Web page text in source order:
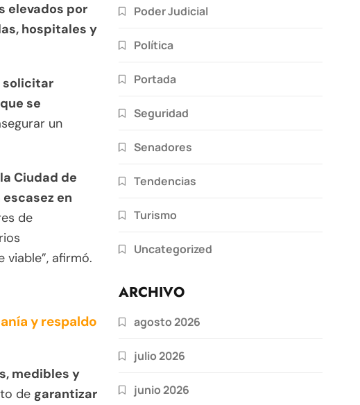
elevados por
hospitales y
solicitar
se
un
Ciudad de
en
de
afirmó.
y respaldo
medibles y
de garantizar
Poder Judicial
Política
Portada
Seguridad
Senadores
Tendencias
Turismo
Uncategorized
ARCHIVO
agosto 2026
julio 2026
junio 2026